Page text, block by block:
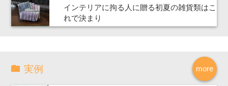
インテリアに拘る人に贈る初夏の雑貨類はこ
れで決まり
more
実例